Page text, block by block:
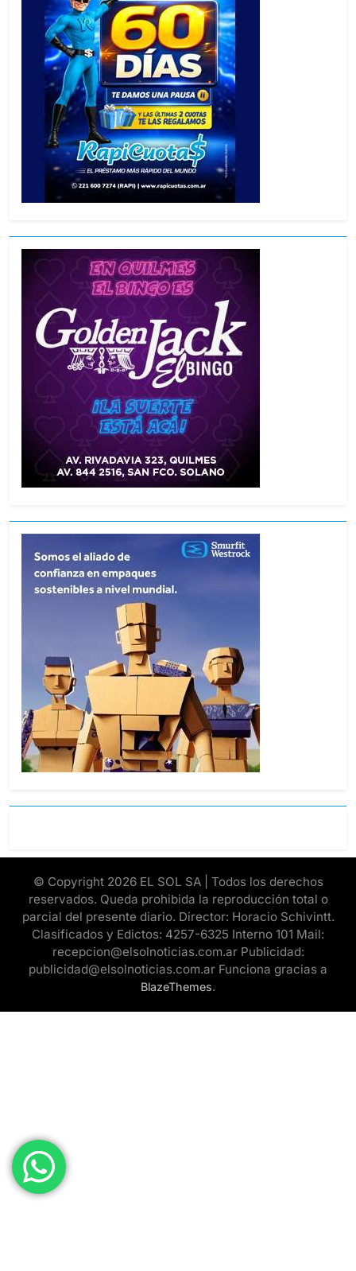
© Copyright 2026 EL SOL SA | Todos los derechos
reservados. Queda prohibida la reproducción total o
parcial del presente diario. Director: Horacio Schivintt.
Clasificados y Edictos: 4257-6325 Interno 101 Mail:
recepcion@elsolnoticias.com.ar Publicidad:
publicidad@elsolnoticias.com.ar Funciona gracias a
BlazeThemes.